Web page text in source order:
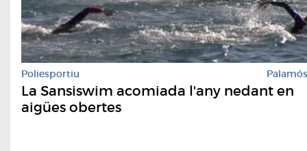
Poliesportiu Palamós
La Sansiswim acomiada l'any nedant en
aigües obertes